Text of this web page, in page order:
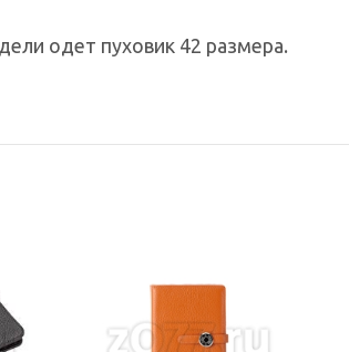
одет пуховик 42 размера.